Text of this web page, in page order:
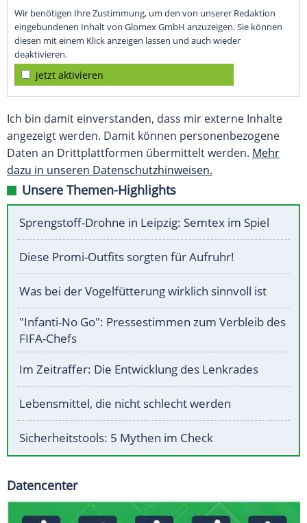
Wir benötigen Ihre Zustimmung, um den von unserer Redaktion
eingebundenen Inhalt von Glomex GmbH anzuzeigen. Sie können
diesen mit einem Klick anzeigen lassen und auch wieder
deaktivieren.
jetzt aktivieren
Ich bin damit einverstanden, dass mir externe Inhalte
angezeigt werden. Damit können personenbezogene
Daten an Drittplattformen übermittelt werden. Mehr
dazu in unseren Datenschutzhinweisen.
Unsere Themen-Highlights
Sprengstoff-Drohne in Leipzig: Semtex im Spiel
Diese Promi-Outfits sorgten für Aufruhr!
Was bei der Vogelfütterung wirklich sinnvoll ist
"Infanti-No Go": Pressestimmen zum Verbleib des
FIFA-Chefs
Im Zeitraffer: Die Entwicklung des Lenkrades
Lebensmittel, die nicht schlecht werden
Sicherheitstools: 5 Mythen im Check
Datencenter